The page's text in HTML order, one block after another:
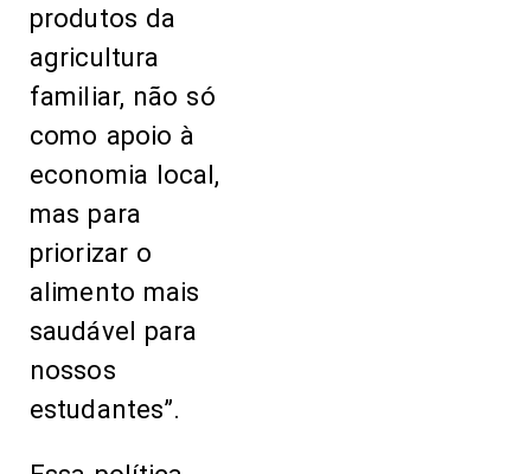
produtos da
agricultura
familiar, não só
como apoio à
economia local,
mas para
priorizar o
alimento mais
saudável para
nossos
estudantes”.